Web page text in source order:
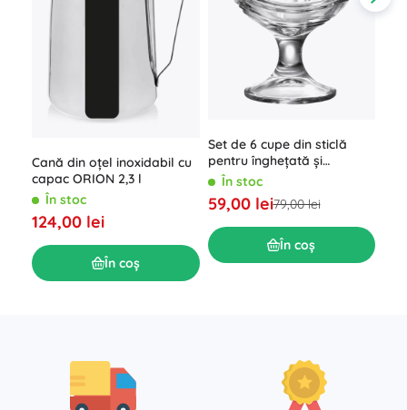
Cană din oțel inoxidabil cu
capac ORION 2,3 l
În stoc
124,00 lei
În coș
Set de 6 cupe din sticlă
pentru înghețată și
deserturi 310 ml
În stoc
59,00 lei79,00 lei
În coș